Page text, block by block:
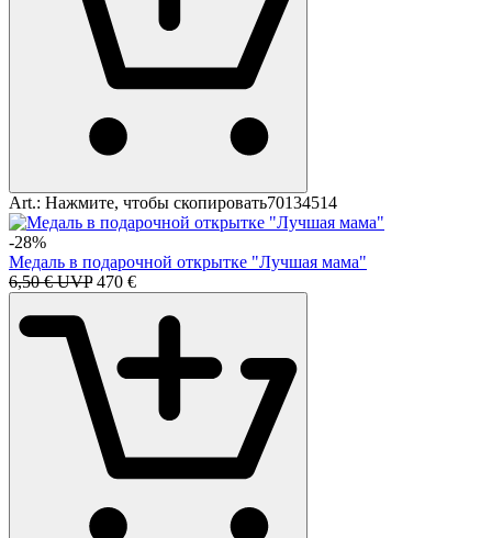
Art.: Нажмите, чтобы скопировать70134514
-28%
Медаль в подарочной открытке "Лучшая мама"
6,50 € UVP 470 €